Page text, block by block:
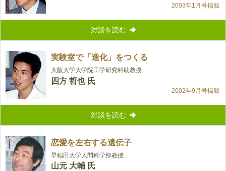
2003年1月号掲載
対談を読む
実験室で「進化」をつくる
大阪大学大学院工学研究科助教授
四方 哲也 氏
2002年9月号掲載
対談を読む
恋愛を左右する遺伝子
早稲田大学人間科学部教授
山元 大輔 氏